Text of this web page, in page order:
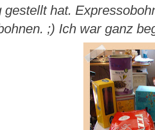
gestellt hat.
;) Ich war ganz